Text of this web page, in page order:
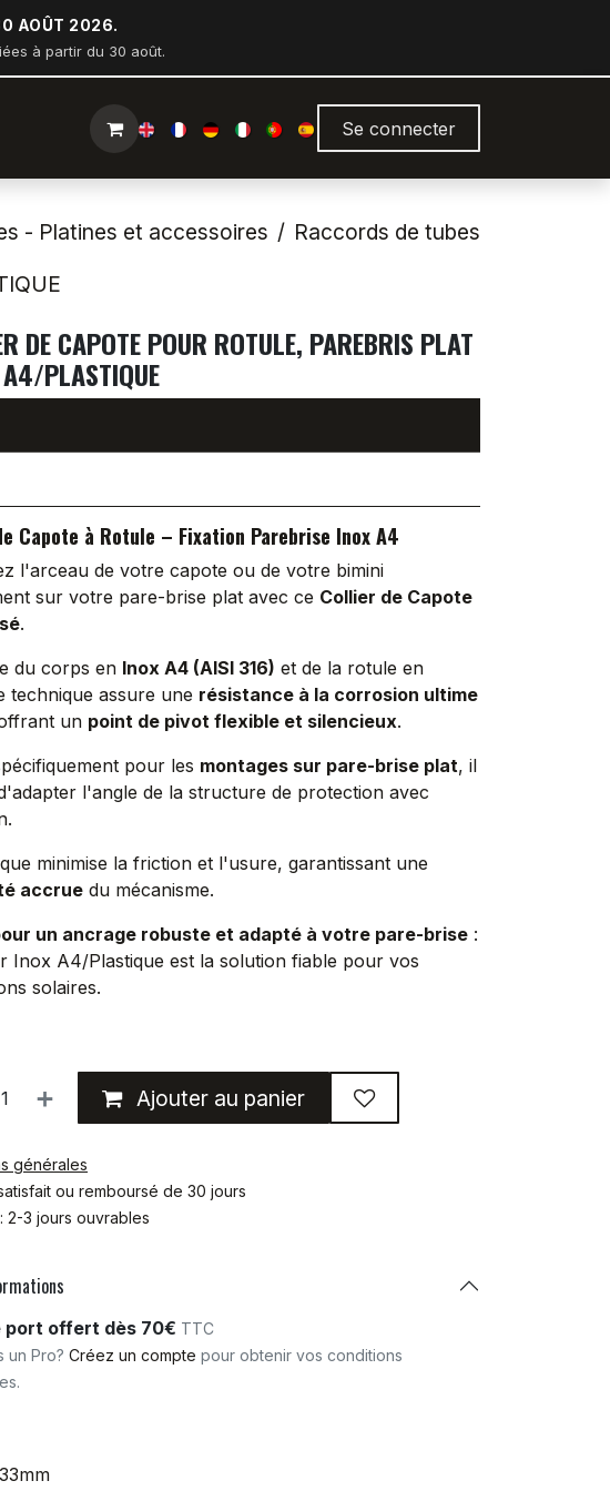
AOÛT 2026.
à partir du 30 août.
Se connecter
- Platines et accessoires
Raccords de tubes
DE CAPOTE POUR ROTULE, PAREBRIS PLAT
PLASTIQUE
Capote à Rotule – Fixation Parebrise Inox A4
l'arceau de votre capote ou de votre bimini
sur votre pare-brise plat avec ce Collier de Capote
.
du corps en Inox A4 (AISI 316) et de la rotule en
technique assure une résistance à la corrosion ultime
un point de pivot flexible et silencieux.
pour les montages sur pare-brise plat, il
l'angle de la structure de protection avec
minimise la friction et l'usure, garantissant une
accrue du mécanisme.
un ancrage robuste et adapté à votre pare-brise :
Inox A4/Plastique est la solution fiable pour vos
solaires.
Ajouter au panier
générales
ou remboursé de 30 jours
2-3 jours ouvrables
port offert dès 70€ TTC
un Pro? Créez un compte pour obtenir vos conditions
33mm